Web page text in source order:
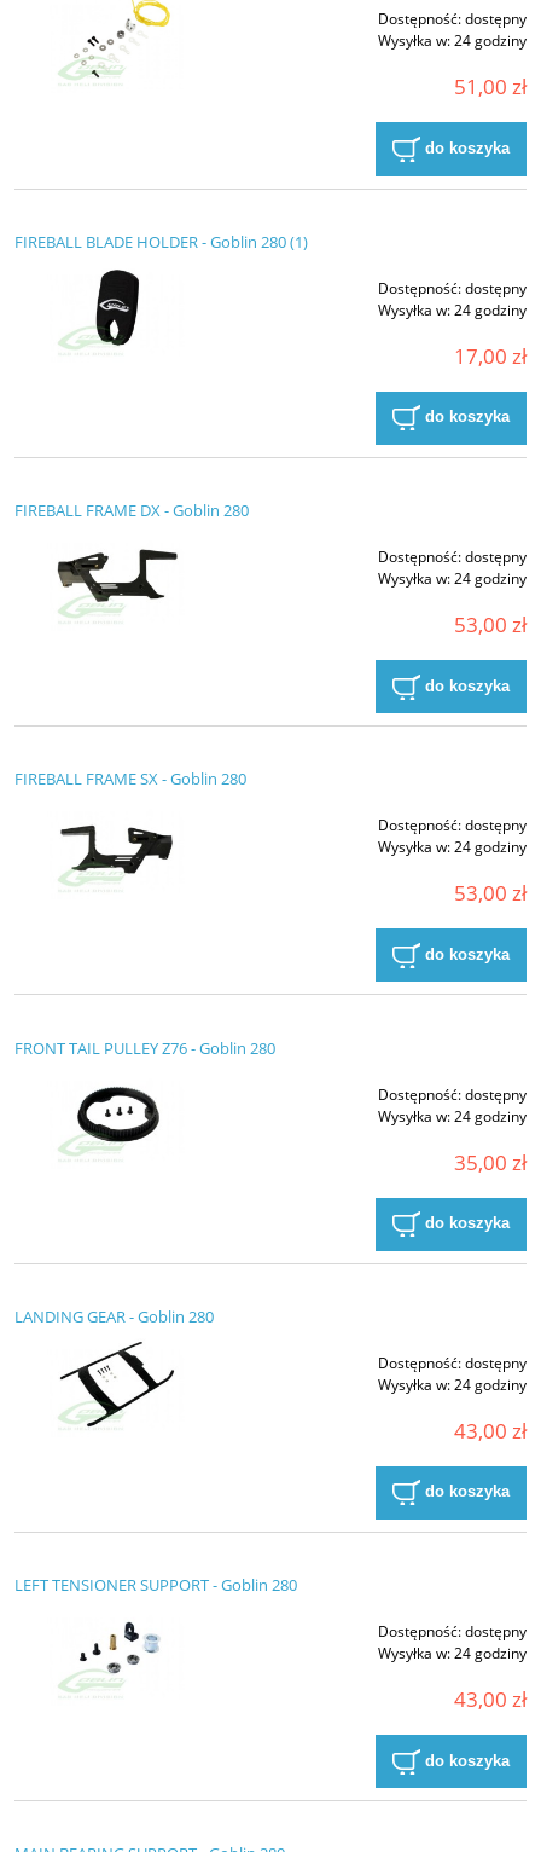
Dostępność:dostępny
Wysyłka w:24 godziny
51,00 zł
do koszyka
FIREBALL BLADE HOLDER - Goblin 280 (1)
Dostępność:dostępny
Wysyłka w:24 godziny
17,00 zł
do koszyka
FIREBALL FRAME DX - Goblin 280
Dostępność:dostępny
Wysyłka w:24 godziny
53,00 zł
do koszyka
FIREBALL FRAME SX - Goblin 280
Dostępność:dostępny
Wysyłka w:24 godziny
53,00 zł
do koszyka
FRONT TAIL PULLEY Z76 - Goblin 280
Dostępność:dostępny
Wysyłka w:24 godziny
35,00 zł
do koszyka
LANDING GEAR - Goblin 280
Dostępność:dostępny
Wysyłka w:24 godziny
43,00 zł
do koszyka
LEFT TENSIONER SUPPORT - Goblin 280
Dostępność:dostępny
Wysyłka w:24 godziny
43,00 zł
do koszyka